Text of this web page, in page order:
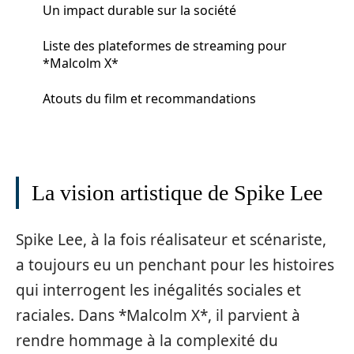
Un impact durable sur la société
Liste des plateformes de streaming pour
*Malcolm X*
Atouts du film et recommandations
La vision artistique de Spike Lee
Spike Lee, à la fois réalisateur et scénariste,
a toujours eu un penchant pour les histoires
qui interrogent les inégalités sociales et
raciales. Dans *Malcolm X*, il parvient à
rendre hommage à la complexité du